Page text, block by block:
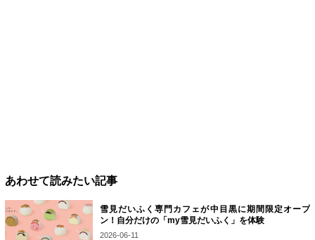
あわせて読みたい記事
雪見だいふく専門カフェが中目黒に期間限定オープ
ン！自分だけの「my雪見だいふく」を体験
2026-06-11